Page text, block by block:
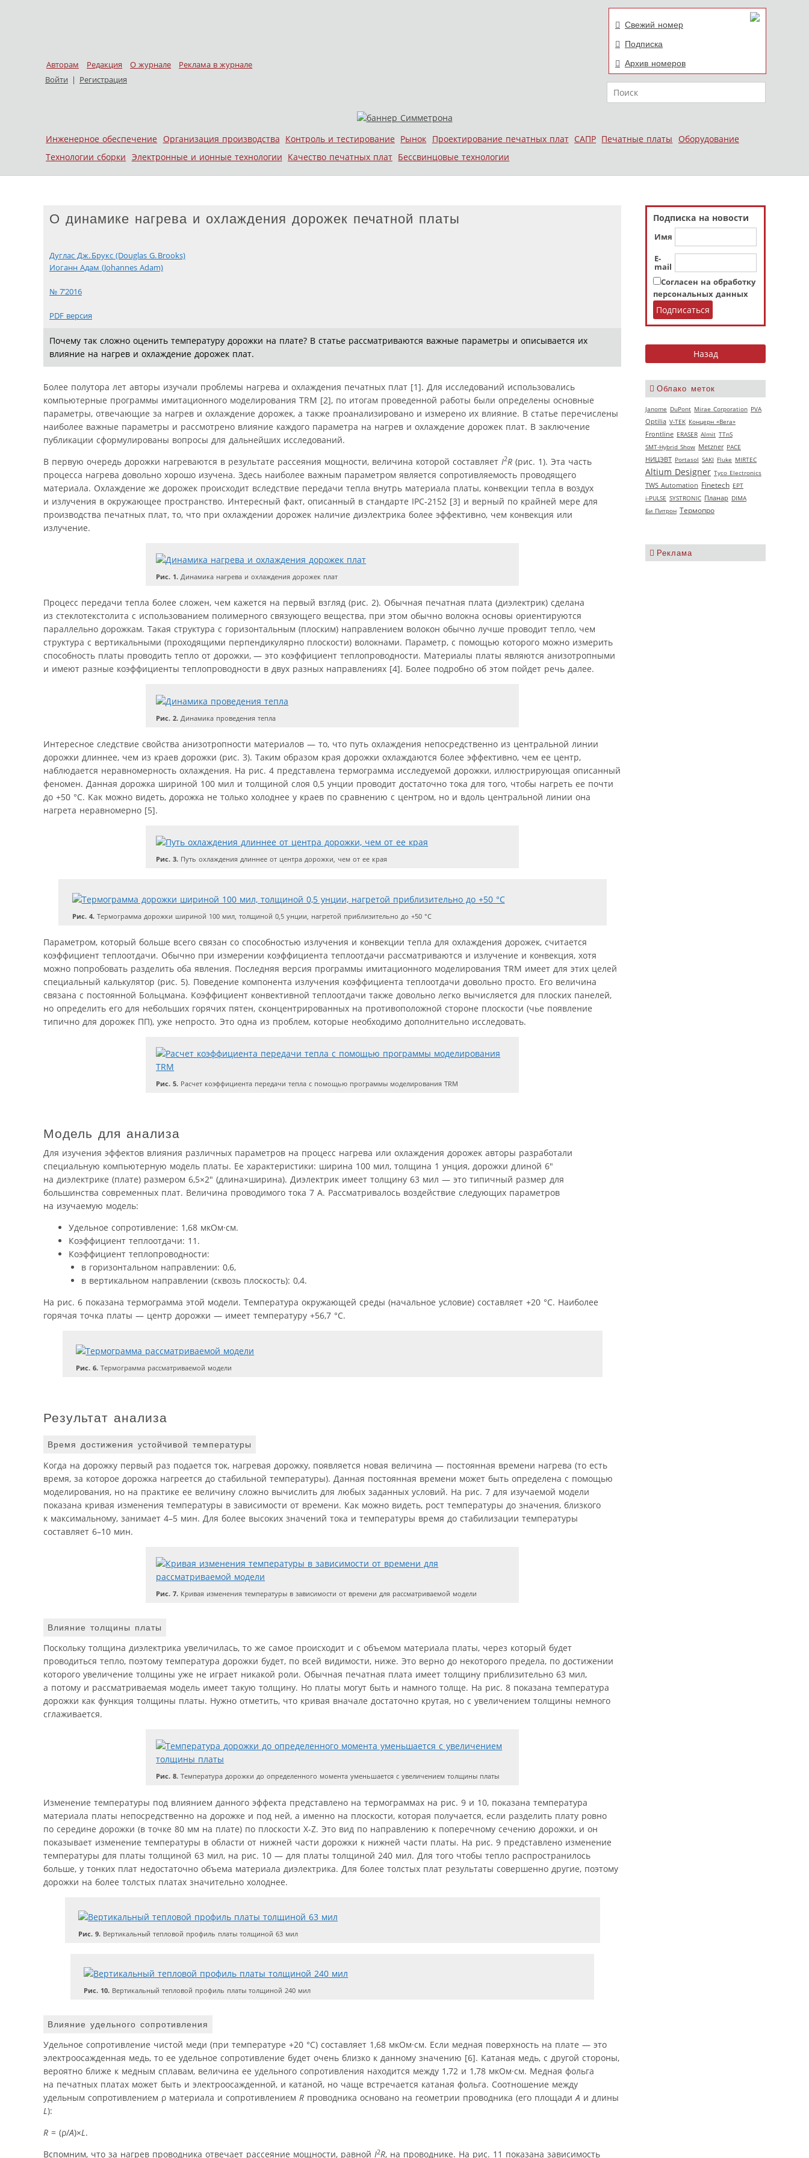
Авторам Редакция О журнале
Реклама в журнале
Войти | Регистрация
Свежий номер
Подписка
Архив номеров
Поиск
Меню
Skip to content
Инженерное обеспечение Организация производства Контроль и тестирование Рынок Проектирование печатных плат САПР Печатные платы
Оборудование
Технологии сборки Электронные и ионные технологии Качество печатных плат Бессвинцовые технологии
Подписка на новости
Имя
E-
mail
Согласен на обработку
персональных данных
Облако меток
Janome DuPont Mirae Corporation PVA
Optilia V‑TEK Концерн «Вега»
Frontline ERASER Almit TTnS
SMT-Hybrid Show Metzner РАСЕ
НИЦЭВТ Portasol SAKI Fluke MIRTEC
Altium Designer Tyco Electronics
TWS Automation Finetech EPT
i-PULSE SYSTRONIC Планар DIMA
Би Питрон Термопро
Реклама
О динамике нагрева и охлаждения дорожек печатной платы
Дуглас Дж. Брукс (Douglas G. Brooks)
Иоганн Адам (Johannes Adam)
№ 7’2016
PDF версия
Почему так сложно оценить температуру дорожки на плате? В статье рассматриваются важные параметры и описывается их
влияние на нагрев и охлаждение дорожек плат.
Более полутора лет авторы изучали проблемы нагрева и охлаждения печатных плат [1]. Для исследований использовались
компьютерные программы имитационного моделирования TRM [2], по итогам проведенной работы были определены основные
параметры, отвечающие за нагрев и охлаждение дорожек, а также проанализировано и измерено их влияние. В статье перечислены
наиболее важные параметры и рассмотрено влияние каждого параметра на нагрев и охлаждение дорожек плат. В заключение
публикации сформулированы вопросы для дальнейших исследований.
В первую очередь дорожки нагреваются в результате рассеяния мощности, величина которой составляет I2R (рис. 1). Эта часть
процесса нагрева довольно хорошо изучена. Здесь наиболее важным параметром является сопротивляемость проводящего
материала. Охлаждение же дорожек происходит вследствие передачи тепла внутрь материала платы, конвекции тепла в воздух
и излучения в окружающее пространство. Интересный факт, описанный в стандарте IPC‑2152 [3] и верный по крайней мере для
производства печатных плат, то, что при охлаждении дорожек наличие диэлектрика более эффективно, чем конвекция или
излучение.
Рис. 1. Динамика нагрева и охлаждения дорожек плат
Процесс передачи тепла более сложен, чем кажется на первый взгляд (рис. 2). Обычная печатная плата (диэлектрик) сделана
из стеклотекстолита с использованием полимерного связующего вещества, при этом обычно волокна основы ориентируются
параллельно дорожкам. Такая структура с горизонтальным (плоским) направлением волокон обычно лучше проводит тепло, чем
структура с вертикальными (проходящими перпендикулярно плоскости) волокнами. Параметр, с помощью которого можно измерить
способность платы проводить тепло от дорожки, — это коэффициент теплопроводности. Материалы платы являются анизотропными
и имеют разные коэффициенты теплопроводности в двух разных направлениях [4]. Более подробно об этом пойдет речь далее.
Рис. 2. Динамика проведения тепла
Интересное следствие свойства анизотропности материалов — то, что путь охлаждения непосредственно из центральной линии
дорожки длиннее, чем из краев дорожки (рис. 3). Таким образом края дорожки охлаждаются более эффективно, чем ее центр,
наблюдается неравномерность охлаждения. На рис. 4 представлена термограмма исследуемой дорожки, иллюстрирующая описанный
феномен. Данная дорожка шириной 100 мил и толщиной слоя 0,5 унции проводит достаточно тока для того, чтобы нагреть ее почти
до +50 °C. Как можно видеть, дорожка не только холоднее у краев по сравнению с центром, но и вдоль центральной линии она
нагрета неравномерно [5].
Рис. 3. Путь охлаждения длиннее от центра дорожки, чем от ее края
Рис. 4.Термограмма дорожки шириной 100 мил, толщиной 0,5 унции, нагретой приблизительно до +50 °C
Параметром, который больше всего связан со способностью излучения и конвекции тепла для охлаждения дорожек, считается
коэффициент теплоотдачи. Обычно при измерении коэффициента теплоотдачи рассматриваются и излучение и конвекция, хотя
можно попробовать разделить оба явления. Последняя версия программы имитационного моделирования TRM имеет для этих целей
специальный калькулятор (рис. 5). Поведение компонента излучения коэффициента теплоотдачи довольно просто. Его величина
связана с постоянной Больцмана. Коэффициент конвективной теплоотдачи также довольно легко вычисляется для плоских панелей,
но определить его для небольших горячих пятен, сконцентрированных на противоположной стороне плоскости (чье появление
типично для дорожек ПП), уже непросто. Это одна из проблем, которые необходимо дополнительно исследовать.
Рис. 5. Расчет коэффициента передачи тепла с помощью программы моделирования TRM
Модель для анализа
Для изучения эффектов влияния различных параметров на процесс нагрева или охлаждения дорожек авторы разработали
специальную компьютерную модель платы. Ее характеристики: ширина 100 мил, толщина 1 унция, дорожки длиной 6″
на диэлектрике (плате) размером 6,5×2″ (длина×ширина). Диэлектрик имеет толщину 63 мил — это типичный размер для
большинства современных плат. Величина проводимого тока 7 А. Рассматривалось воздействие следующих параметров
на изучаемую модель:
Удельное сопротивление: 1,68 мкОм·см.
Коэффициент теплоотдачи: 11.
Коэффициент теплопроводности:
в горизонтальном направлении: 0,6,
в вертикальном направлении (сквозь плоскость): 0,4.
На рис. 6 показана термограмма этой модели. Температура окружающей среды (начальное условие) составляет +20 °C. Наиболее
горячая точка платы — центр дорожки — имеет температуру +56,7 °C.
Рис. 6. Термограмма рассматриваемой модели
Результат анализа
Время достижения устойчивой температуры
Когда на дорожку первый раз подается ток, нагревая дорожку, появляется новая величина — постоянная времени нагрева (то есть
время, за которое дорожка нагреется до стабильной температуры). Данная постоянная времени может быть определена с помощью
моделирования, но на практике ее величину сложно вычислить для любых заданных условий. На рис. 7 для изучаемой модели
показана кривая изменения температуры в зависимости от времени. Как можно видеть, рост температуры до значения, близкого
к максимальному, занимает 4–5 мин. Для более высоких значений тока и температуры время до стабилизации температуры
составляет 6–10 мин.
Рис. 7. Кривая изменения температуры в зависимости от времени для рассматриваемой модели
Влияние толщины платы
Поскольку толщина диэлектрика увеличилась, то же самое происходит и с объемом материала платы, через который будет
проводиться тепло, поэтому температура дорожки будет, по всей видимости, ниже. Это верно до некоторого предела, по достижении
которого увеличение толщины уже не играет никакой роли. Обычная печатная плата имеет толщину приблизительно 63 мил,
а потому и рассматриваемая модель имеет такую толщину. Но платы могут быть и намного толще. На рис. 8 показана температура
дорожки как функция толщины платы. Нужно отметить, что кривая вначале достаточно крутая, но с увеличением толщины немного
сглаживается.
Рис. 8. Температура дорожки до определенного момента уменьшается с увеличением толщины платы
Изменение температуры под влиянием данного эффекта представлено на термограммах на рис. 9 и 10, показана температура
материала платы непосредственно на дорожке и под ней, а именно на плоскости, которая получается, если разделить плату ровно
по середине дорожки (в точке 80 мм на плате) по плоскости X‑Z. Это вид по направлению к поперечному сечению дорожки, и он
показывает изменение температуры в области от нижней части дорожки к нижней части платы. На рис. 9 представлено изменение
температуры для платы толщиной 63 мил, на рис. 10 — для платы толщиной 240 мил. Для того чтобы тепло распространилось
больше, у тонких плат недостаточно объема материала диэлектрика. Для более толстых плат результаты совершенно другие, поэтому
дорожки на более толстых платах значительно холоднее.
Рис. 9. Вертикальный тепловой профиль платы толщиной 63 мил
Рис. 10. Вертикальный тепловой профиль платы толщиной 240 мил
Влияние удельного сопротивления
Удельное сопротивление чистой меди (при температуре +20 °C) составляет 1,68 мкОм·см. Если медная поверхность на плате — это
электроосажденная медь, то ее удельное сопротивление будет очень близко к данному значению [6]. Катаная медь, с другой стороны,
вероятно ближе к медным сплавам, величина ее удельного сопротивления находится между 1,72 и 1,78 мкОм·см. Медная фольга
на печатных платах может быть и электроосажденной, и катаной, но чаще встречается катаная фольга. Соотношение между
удельным сопротивлением ρ материала и сопротивлением R проводника основано на геометрии проводника (его площадиA и длины
L):
R = (ρ/A)×L.
Вспомним, что за нагрев проводника отвечает рассеяние мощности, равной I2R, на проводнике. На рис. 11 показана зависимость